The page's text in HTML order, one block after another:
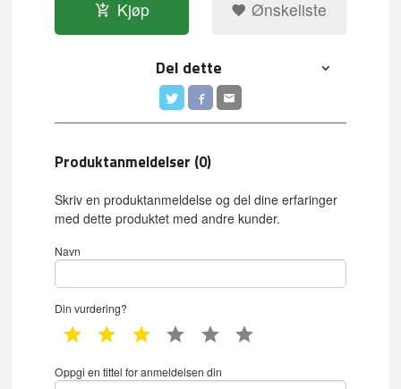
Kjøp Ønskeliste
Del dette
Produktanmeldelser (0)
Skriv en produktanmeldelse og del dine erfaringer
med dette produktet med andre kunder.
Navn
Din vurdering?
1 star 2 star 3 star 4 star 5 star
Oppgi en tittel for anmeldelsen din